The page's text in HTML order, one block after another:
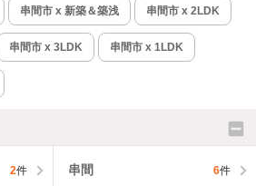
串間市 x 新築＆築浅 串間市 x 2LDK
串間市 x 3LDK 串間市 x 1LDK
2件 串間 6件